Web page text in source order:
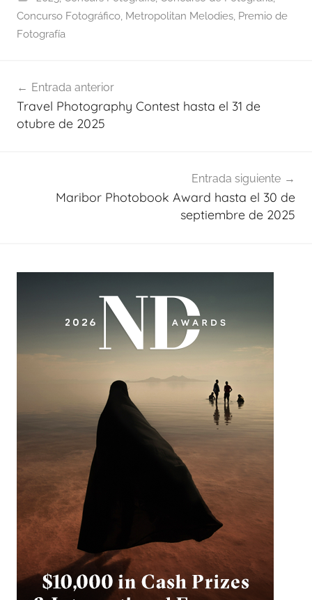
Concurso Fotográfico, Metropolitan Melodies, Premio de
Fotografía
de
entradas
Entrada anterior
Travel Photography Contest hasta el 31 de
otubre de 2025
Entrada siguiente
Maribor Photobook Award hasta el 30 de
septiembre de 2025